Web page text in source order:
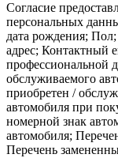
Согласие
персональных
дата рождения;
адрес; Контактный
профессиональной
обслуживаемого
приобретен /
автомобиля при
номерной знак
автомобиля;
Перечень